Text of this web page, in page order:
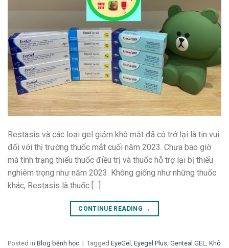
Restasis và các loại gel giảm khô mắt đã có trở lại là tin vui
đối với thị trường thuốc mắt cuối năm 2023. Chưa bao giờ
mà tình trạng thiếu thuốc điều trị và thuốc hỗ trợ lại bị thiếu
nghiêm trọng như năm 2023. Không giống như những thuốc
khác, Restasis là thuốc […]
CONTINUE READING →
Posted in Blog bệnh học | Tagged EyeGel , Eyegel Plus, Genteal GEL, Khô